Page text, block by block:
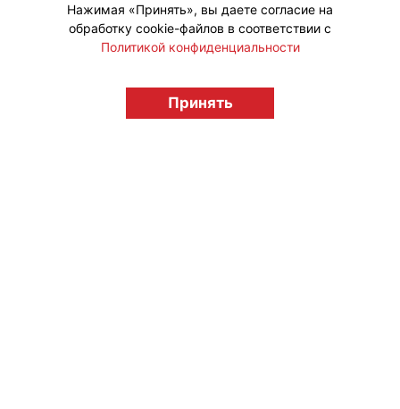
licensingrussia.ru, 2009-2026 12+
Нажимая «Принять», вы даете согласие на
обработку cookie-файлов в соответствии с
Политикой конфиденциальности
Принять